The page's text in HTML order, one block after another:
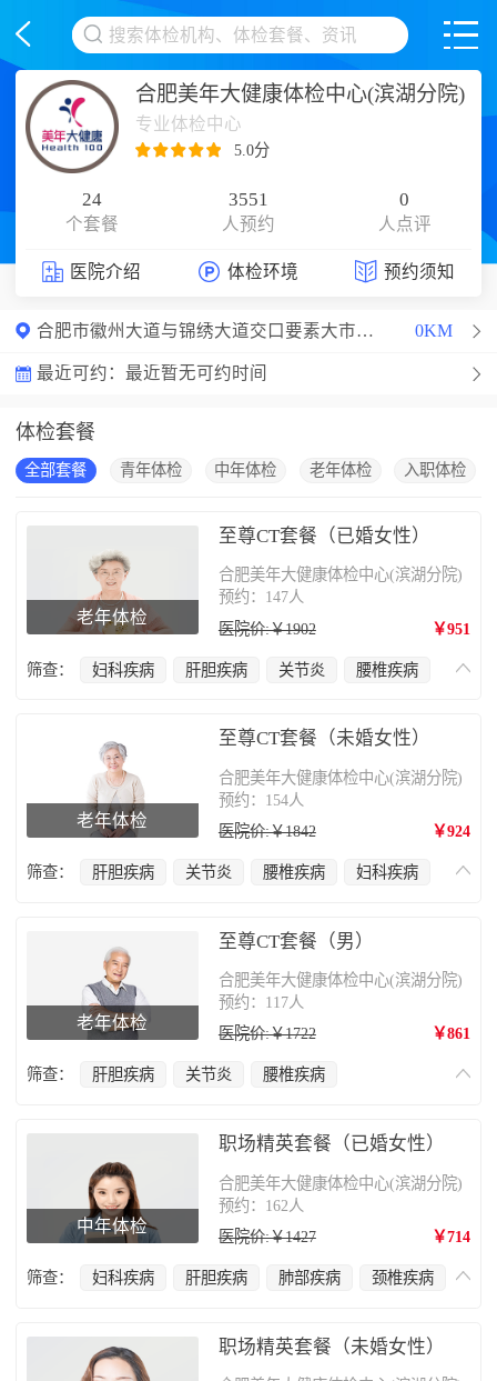
<
合肥美年大健康体检中心(滨湖分院)
专业体检中心
5.0分
24
个套餐
3551
人预约
0
人点评
医院介绍 体检环境 预约须知
合肥市徽州大道与锦绣大道交口要素大市场A区1层 0KM
最近可约：最近暂无可约时间
体检套餐
全部套餐 青年体检 中年体检 老年体检 入职体检
老年体检
至尊CT套餐（已婚女性）
合肥美年大健康体检中心(滨湖分院)
预约：147人
医院价:￥1902
￥951
筛查： 妇科疾病 肝胆疾病 关节炎
腰椎疾病
老年体检
至尊CT套餐（未婚女性）
合肥美年大健康体检中心(滨湖分院)
预约：154人
医院价:￥1842
￥924
筛查： 肝胆疾病 关节炎 腰椎疾病
妇科疾病
老年体检
至尊CT套餐（男）
合肥美年大健康体检中心(滨湖分院)
预约：117人
医院价:￥1722
￥861
筛查： 肝胆疾病 关节炎
腰椎疾病
中年体检
职场精英套餐（已婚女性）
合肥美年大健康体检中心(滨湖分院)
预约：162人
医院价:￥1427
￥714
筛查： 妇科疾病 肝胆疾病 肺部疾病
颈椎疾病
职场精英套餐（未婚女性）